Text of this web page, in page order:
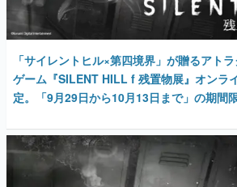
「サイレントヒル×第四境界」が贈るアト
ゲーム『SILENT HILL f 残置物展』オンラ
定。「9月29日から10月13日まで」の期間